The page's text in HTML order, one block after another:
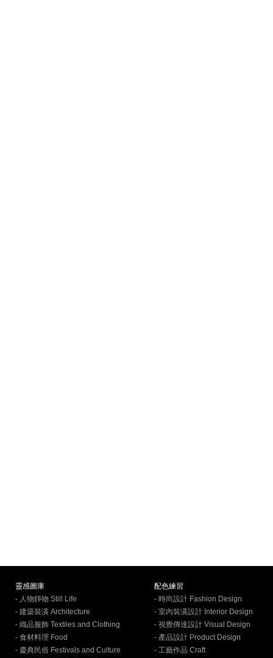
靈感圖庫
- 人物靜物 Still Life
- 建築裝潢 Architecture
- 織品服飾 Textiles and Clothing
- 食材料理 Food
- 慶典民俗 Festivals and Culture
配色練習
- 時尚設計 Fashion Design
- 室內裝潢設計 Interior Design
- 視覺傳達設計 Visual Design
- 產品設計 Product Design
- 工藝作品 Craft